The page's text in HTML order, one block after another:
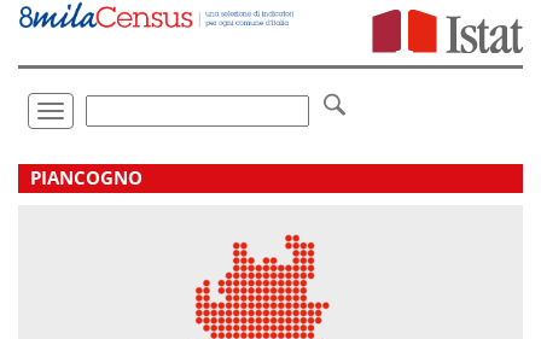
Vai
direttamente
Toggle
navigation
.
PIANCOGNO